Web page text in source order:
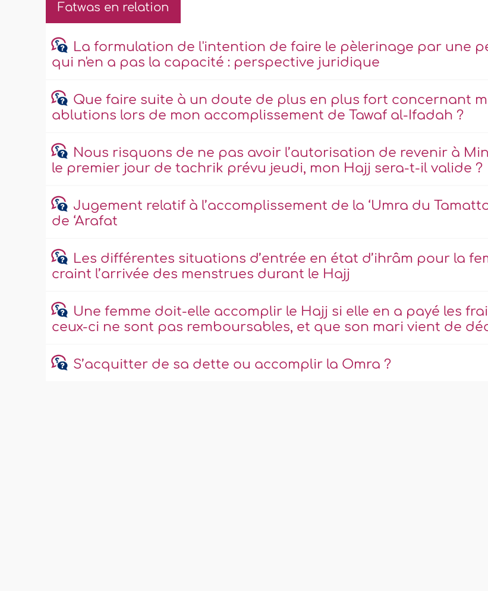
Fatwas en relation
La formulation de l'intention de faire le pèlerinage par une
qui n'en a pas la capacité : perspective juridique
Que faire suite à un doute de plus en plus fort concernant
ablutions lors de mon accomplissement de Tawaf al-Ifadah ?
Nous risquons de ne pas avoir l’autorisation de revenir à
le premier jour de tachrik prévu jeudi, mon Hajj sera-t-il valide ?
Jugement relatif à l’accomplissement de la ‘Umra du
de ‘Arafat
Les différentes situations d’entrée en état d’ihrâm pour la
craint l’arrivée des menstrues durant le Hajj
Une femme doit-elle accomplir le Hajj si elle en a payé les
ceux-ci ne sont pas remboursables, et que son mari vient de
S’acquitter de sa dette ou accomplir la Omra ?